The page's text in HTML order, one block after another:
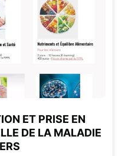
ET PRISE EN
DE LA MALADIE